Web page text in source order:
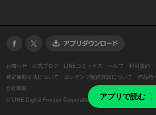
アプリで読む
お知らせ 公式ブログ LINEコミックス ヘルプ 利用規約
特定商取引法について
コンテンツ配信許諾について 作品持
会社概要
© LINE Digital Frontier Corporation